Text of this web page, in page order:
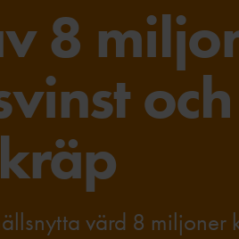
8
värd 8 miljoner